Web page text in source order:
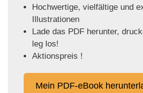
Hochwertige, vielfältige und
Illustrationen
Lade das PDF herunter,
leg los!
Aktionspreis !
Mein PDF-eBook